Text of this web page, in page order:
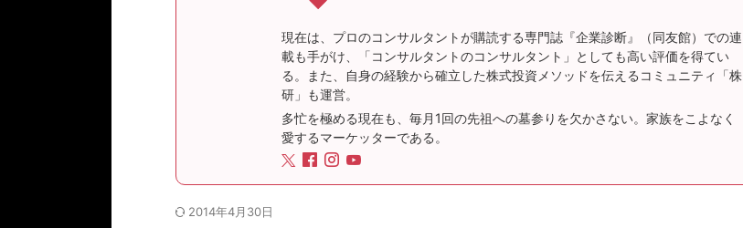
現在は、プロのコンサルタントが購読する専門誌『企業診断』（同友館）での連
載も手がけ、「コンサルタントのコンサルタント」としても高い評価を得てい
る。また、自身の経験から確立した株式投資メソッドを伝えるコミュニティ「株
研」も運営。
多忙を極める現在も、毎月1回の先祖への墓参りを欠かさない。家族をこよなく
愛するマーケッターである。
2014年4月30日